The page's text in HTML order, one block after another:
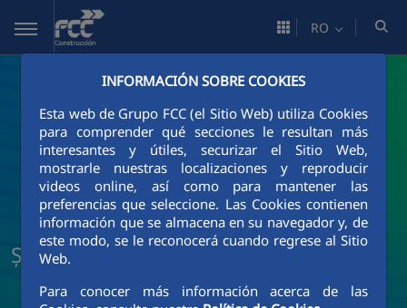
Skip to Main Content
INFORMACIÓN SOBRE COOKIES
Esta web de Grupo FCC (el Sitio Web) utiliza Cookies
para comprender qué secciones le resultan más
interesantes y útiles, securizar el Sitio Web,
mostrarle nuestras localizaciones y reproducir
videos online, así como para mantener las
preferencias que seleccione. Las Cookies contienen
información que se almacena en su navegador y, de
este modo, se le reconocerá cuando regrese al Sitio
Web.
Para conocer más información acerca de las
RO
Știri și actualități FCC Construcción